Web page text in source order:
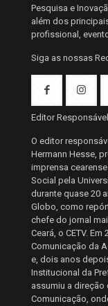
Pesquisa e
além dos
profissional,
Siga as nossas
Editor Responsável
O editor
Hermann Hesse,
imprensa
Social pela
durante quase 20
Globo, como
chefe do jornal
Ceará, o CETV.
Comunicação da
e, dois anos
Institucional da
assumiu a
Comunicação,